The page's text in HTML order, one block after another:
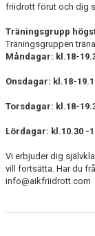
friidrott förut och dig
Träningsgrupp
Träningsgruppen
Måndagar: kl.18-
Onsdagar: kl.18-
Torsdagar: kl.18-
Lördagar: kl.10.30 -
Vi erbjuder dig
vill fortsätta. Har du
info@aikfriidrott.com